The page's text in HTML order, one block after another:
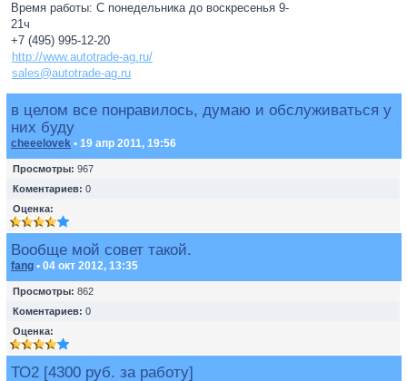
Время работы: С понедельника до воскресенья 9-
21ч
+7 (495) 995-12-20
http://www.autotrade-ag.ru/
sales@autotrade-ag.ru
в целом все понравилось, думаю и обслуживаться у
них буду
cheeelovek • 19 апр 2011, 19:56
Просмотры: 967
Коментариев: 0
Оценка:
Вообще мой совет такой.
fang • 04 окт 2012, 13:35
Просмотры: 862
Коментариев: 0
Оценка:
ТО2 [4300 руб. за работу]